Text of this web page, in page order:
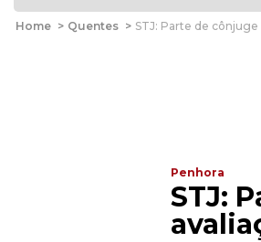
Home > Quentes > STJ: Parte de
Penhora
STJ: